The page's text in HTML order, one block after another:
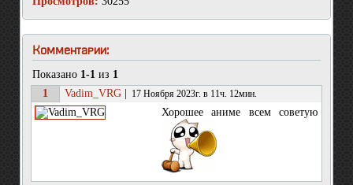
Комментарии:
Показано 1-1 из 1
1
Vadim_VRG 17 Ноября 2023г. в 11ч. 12мин.
Хорошее аниме всем советую